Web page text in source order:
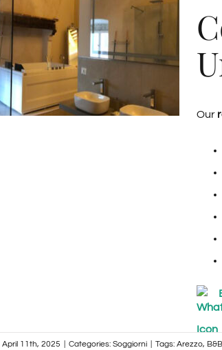
Our
April 11th, 2025 Categories: Soggiorni Tags: Arezzo, B&B